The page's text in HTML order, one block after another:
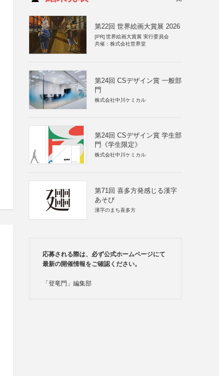
第22回 世界絵画大賞展 2026
[PR] 世界絵画大賞展 実行委員会
共催：株式会社世界堂
第24回 CSデザイン賞 一般部
門
株式会社中川ケミカル
第24回 CSデザイン賞 学生部
門《学生限定》
株式会社中川ケミカル
第71回 喜多方発感じる漢字
あそび
漢字のまち喜多方
応募される際は、必ず公式ホームページにて
最新の開催情報をご確認ください。
「登竜門」編集部